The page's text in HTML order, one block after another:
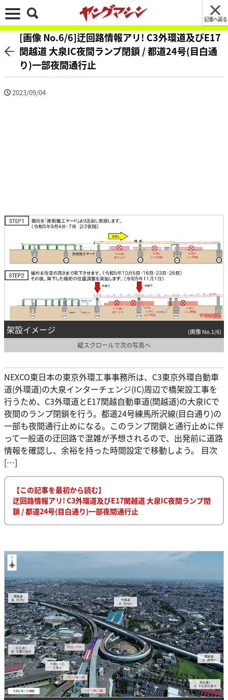
記事へ戻る
[画像 No.6/6]迂回路情報アリ! C3外環道及びE17
関越道 大泉IC夜間ランプ閉鎖 / 都道24号(目白通
り)一部夜間通行止
2023/09/04
架設イメージ (画像 No.1/6)
縦スクロールで次の写真へ
NEXCO東日本の東京外環工事事務所は、C3東京外環自動車
道(外環道)の大泉インターチェンジ(IC)周辺で橋架設工事を
行うため、C3外環道とE17関越自動車道(関越道)の大泉ICで
夜間のランプ閉鎖を行う。都道24号練馬所沢線(目白通り)の
一部も夜間通行止めになる。このランプ閉鎖と通行止めに伴
って一般道の迂回路で混雑が予想されるので、出発前に道路
情報を確認し、余裕を持った時間設定で移動しよう。 目次
[…]
【この記事を最初から読む】
迂回路情報アリ! C3外環道及びE17関越道 大泉IC夜間ランプ閉
鎖 / 都道24号(目白通り)一部夜間通行止